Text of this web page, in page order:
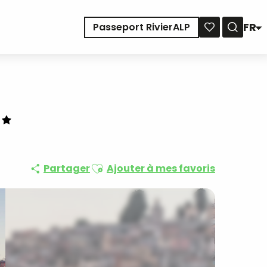
Passeport RivierALP
FR
PartagerAjouter aux favoris
Ajouter à mes favoris